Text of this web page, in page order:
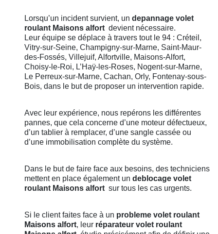
Lorsqu’un incident survient, un depannage volet
roulant Maisons alfort devient nécessaire.
Leur équipe se déplace à travers tout le 94 : Créteil,
Vitry-sur-Seine, Champigny-sur-Marne, Saint-Maur-
des-Fossés, Villejuif, Alfortville, Maisons-Alfort,
Choisy-le-Roi, L’Haÿ-les-Roses, Nogent-sur-Marne,
Le Perreux-sur-Marne, Cachan, Orly, Fontenay-sous-
Bois, dans le but de proposer un intervention rapide.
Avec leur expérience, nous repérons les différentes
pannes, que cela concerne d’une moteur défectueux,
d’un tablier à remplacer, d’une sangle cassée ou
d’une immobilisation complète du système.
Dans le but de faire face aux besoins, des techniciens
mettent en place également un deblocage volet
roulant Maisons alfort sur tous les cas urgents.
Si le client faites face à un probleme volet roulant
Maisons alfort, leur réparateur volet roulant